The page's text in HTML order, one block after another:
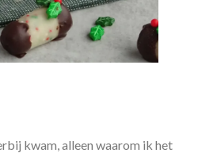
kwam, alleen waarom ik het